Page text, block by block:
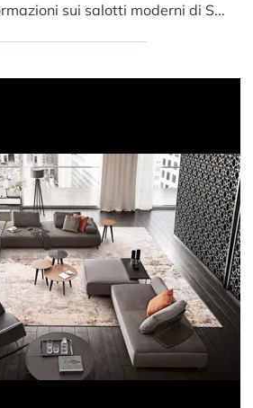
Clicca e ottieni informazioni sui salotti moderni di Saba! Vari modelli di divani, come Land, ti attendono.